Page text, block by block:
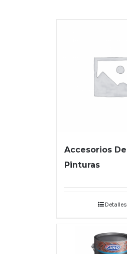
Accesorios De
Pinturas
Detalles